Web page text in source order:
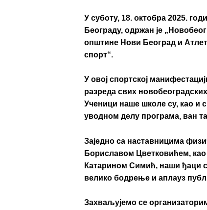
У суботу, 18. октобра 2025.
Београду, одржан је
општине Нови Београд и
спорт“.
У овој спортској
разреда свих
Ученици наше школе су, као и
уводном делу програма, ван
Заједно са наставницима
Бориславом Цветковићем,
Катарином Симић, наши ђаци
велико бодрење и аплауз
Захваљујемо се